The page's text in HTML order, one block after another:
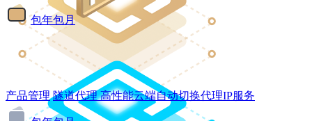
包年包月
产品管理 隧道代理 高性能云端自动切换代理IP服务